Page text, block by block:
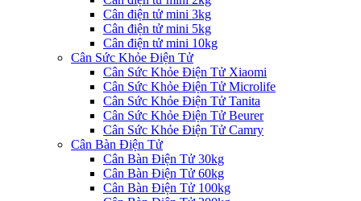
Cân điện tử mini 3kg
Cân điện tử mini 5kg
Cân điện tử mini 10kg
Cân Sức Khỏe Điện Tử
Cân Sức Khỏe Điện Tử Xiaomi
Cân Sức Khỏe Điện Tử Microlife
Cân Sức Khỏe Điện Tử Tanita
Cân Sức Khỏe Điện Tử Beurer
Cân Sức Khỏe Điện Tử Camry
Cân Bàn Điện Tử
Cân Bàn Điện Tử 30kg
Cân Bàn Điện Tử 60kg
Cân Bàn Điện Tử 100kg